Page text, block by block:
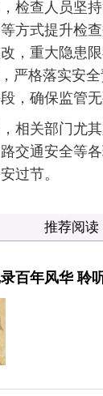
查人员坚持
方式提升检
，重大隐患
严格落实安
，确保监管无
关部门尤其
交通安全等
过节。
推荐阅读
百年风华 聆